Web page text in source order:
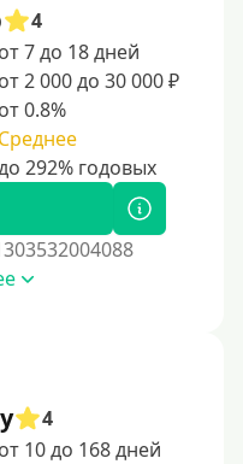
4
от 7 до 18 дней
от 2 000 до 30 000 ₽
от 0.8%
Среднее
4
от 10 до 168 дней